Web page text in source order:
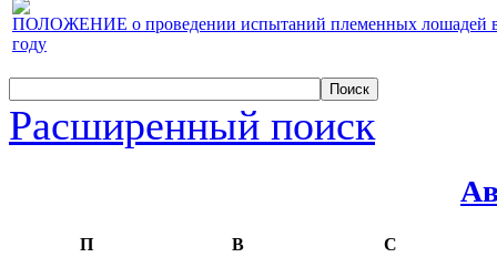
ПОЛОЖЕНИЕ о проведении испытаний племенных лошадей
году
Расширенный поиск
П В С